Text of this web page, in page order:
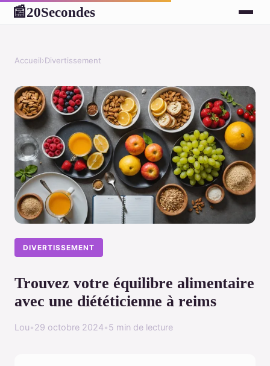
📰20Secondes
Accueil›Divertissement
DIVERTISSEMENT
Trouvez votre équilibre alimentaire
avec une diététicienne à reims
Lou•29 octobre 2024•5 min de lecture